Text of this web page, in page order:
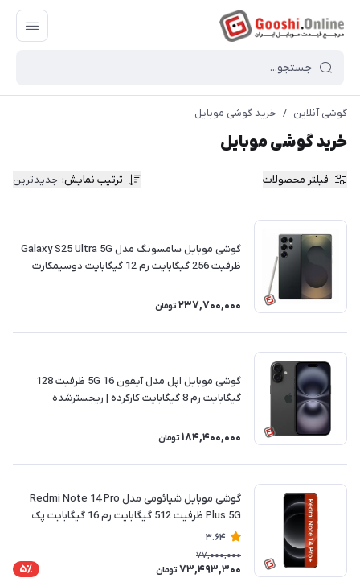
گوشی آنلاین / خرید گوشی موبایل
خرید گوشی موبایل
فیلتر محصولات ترتیب نمایش: جدیدترین
گوشی موبایل سامسونگ مدل Galaxy S25 Ultra 5G
ظرفیت 256 گیگابایت رم 12 گیگابایت دوسیمکارت
237,700,000 تومان
گوشی موبایل اپل مدل آیفون 16 5G ظرفیت 128
گیگابایت رم 8 گیگابایت کارکرده | ریجسترشده
184,400,000 تومان
گوشی موبایل شیائومی مدل Redmi Note 14 Pro
Plus 5G ظرفیت 512 گیگابایت رم 16 گیگابایت پک
چین | ریجسترشده
3.64
77,000,000
73,493,300 تومان 5٪